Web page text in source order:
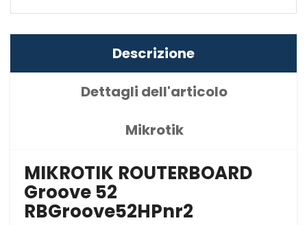
Descrizione
Dettagli dell'articolo
Mikrotik
MIKROTIK ROUTERBOARD
Groove 52
RBGroove52HPnr2